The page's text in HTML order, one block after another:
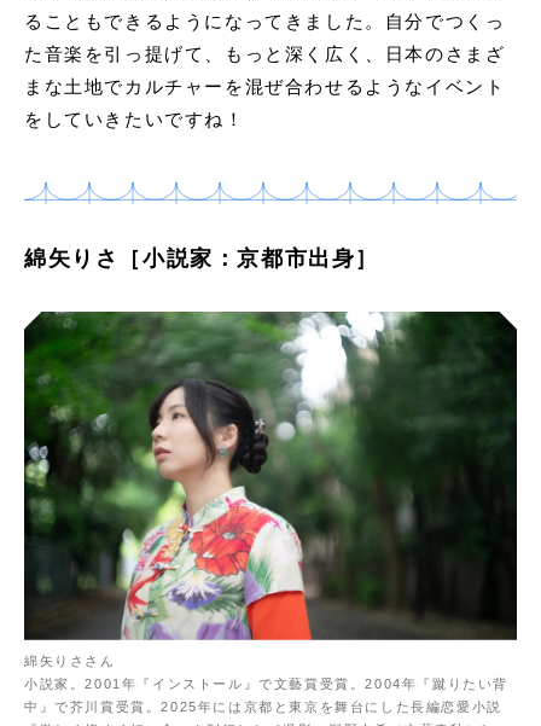
ることもできるようになってきました。自分でつくっ
た音楽を引っ提げて、もっと深く広く、日本のさまざ
まな土地でカルチャーを混ぜ合わせるようなイベント
をしていきたいですね！
綿矢りさ［小説家：京都市出身］
綿矢りささん
小説家。2001年『インストール』で文藝賞受賞。2004年『蹴りたい背
中』で芥川賞受賞。2025年には京都と東京を舞台にした長編恋愛小説